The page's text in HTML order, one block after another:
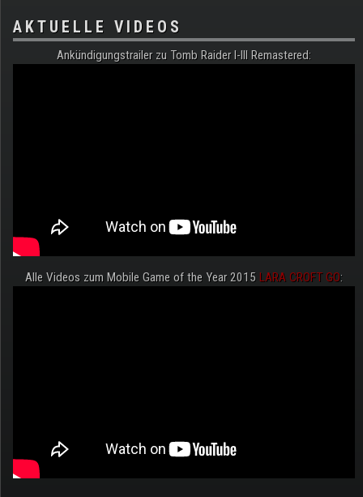
AKTUELLE VIDEOS
Ankündigungstrailer zu Tomb Raider I-III Remastered:
Alle Videos zum Mobile Game of the Year 2015 LARA CROFT GO: